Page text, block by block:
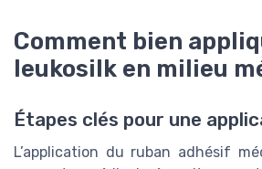
Comment bien
leukosilk en milieu
Étapes clés pour une
L’application du ruban adhésif